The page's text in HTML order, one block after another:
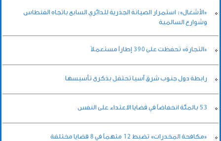
«الأشغال»: استمرار الصيانة الجذرية للدائري السابع باتجاه الفنطاس
وشوارع السالمية
«التجارة» تحفظت على 390 إطاراً مستعملاً
رابطة دول جنوب شرق آسيا تحتفل بذكرى تأسيسها
53 بالمئة انخفاضاً في قضايا الاعتداء على النفس
«مكافحة المخدرات» تضبط 12 متهماً في 8 قضايا مختلفة